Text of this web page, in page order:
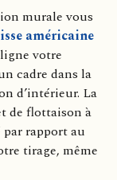
murale vous
américaine
votre
cadre dans la
d’intérieur. La
de flottaison à
par rapport au
tirage, même